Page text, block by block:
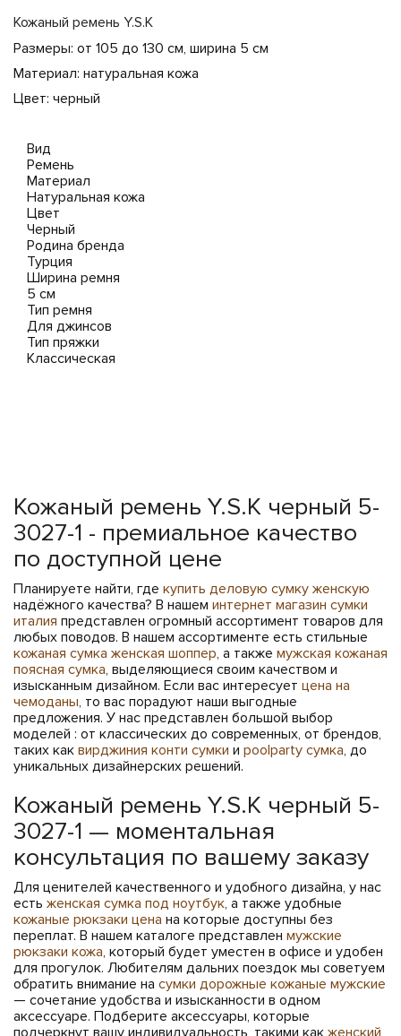
Кожаный ремень Y.S.K
Размеры: от 105 до 130 см, ширина 5 см
Материал: натуральная кожа
Цвет: черный
Вид
Ремень
Материал
Натуральная кожа
Цвет
Черный
Родина бренда
Турция
Ширина ремня
5 см
Тип ремня
Для джинсов
Тип пряжки
Классическая
Кожаный ремень Y.S.K черный 5-
3027-1 - премиальное качество
по доступной цене
Планируете найти, где купить деловую сумку женскую
надёжного качества? В нашем интернет магазин сумки
италия представлен огромный ассортимент товаров для
любых поводов. В нашем ассортименте есть стильные
кожаная сумка женская шоппер, а также мужская кожаная
поясная сумка, выделяющиеся своим качеством и
изысканным дизайном. Если вас интересует цена на
чемоданы, то вас порадуют наши выгодные
предложения. У нас представлен большой выбор
моделей : от классических до современных, от брендов,
таких как вирджиния конти сумки и poolparty сумка, до
уникальных дизайнерских решений.
Кожаный ремень Y.S.K черный 5-
3027-1 — моментальная
консультация по вашему заказу
Для ценителей качественного и удобного дизайна, у нас
есть женская сумка под ноутбук, а также удобные
кожаные рюкзаки цена на которые доступны без
переплат. В нашем каталоге представлен мужские
рюкзаки кожа, который будет уместен в офисе и удобен
для прогулок. Любителям дальних поездок мы советуем
обратить внимание на сумки дорожные кожаные мужские
— сочетание удобства и изысканности в одном
аксессуаре. Подберите аксессуары, которые